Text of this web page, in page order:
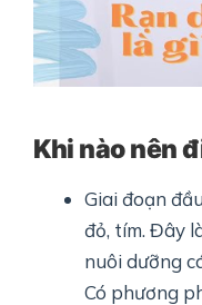
Khi nào nên
Giai đoạn
đỏ, tím. Đây
nuôi dưỡng
Có phương